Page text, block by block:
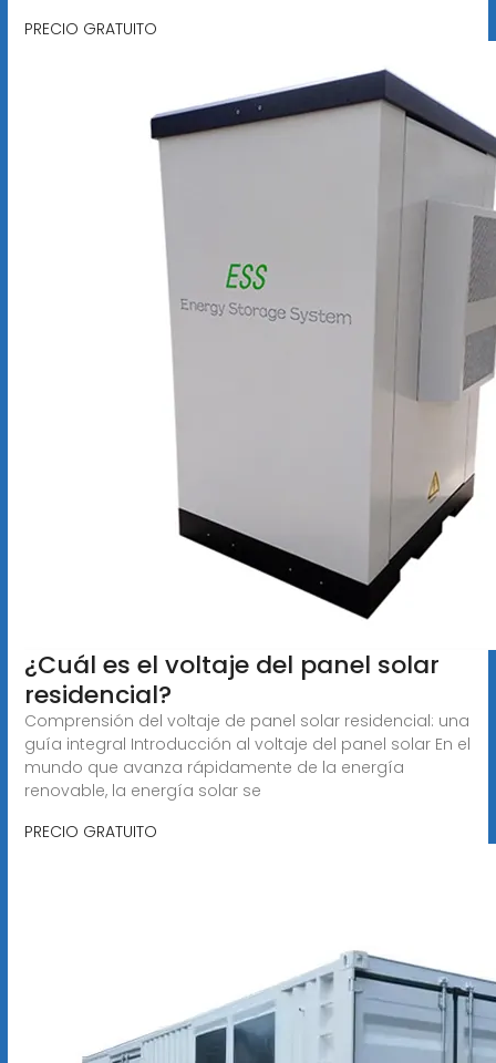
PRECIO GRATUITO
¿Cuál es el voltaje del panel solar
residencial?
Comprensión del voltaje de panel solar residencial: una
guía integral Introducción al voltaje del panel solar En el
mundo que avanza rápidamente de la energía
renovable, la energía solar se
PRECIO GRATUITO